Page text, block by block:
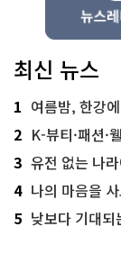
최신 뉴스
1 여름밤, 한강
2 K-뷰티·패션·
3 유전 없는 나
4 나의 마음을 사
5 낮보다 기대되